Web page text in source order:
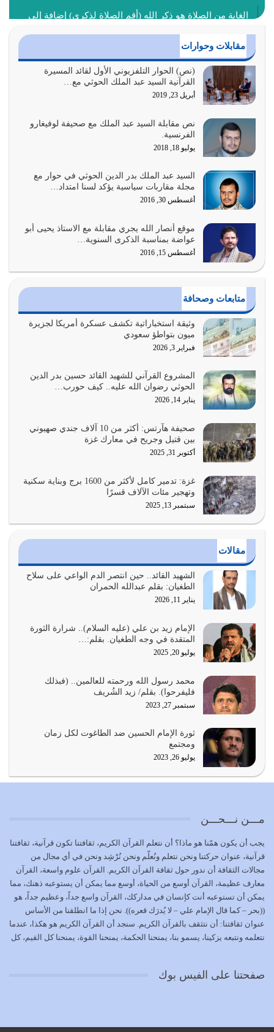
الغاية من الصلاة هو ذكر الله (أقم الصلاة لذكري) إضافة إلى
أغسطس 2, 2026
السبب الرئيسي لشقاء الأمة الابتعاد عن كتاب الله والتعدي
لحدود الله بالإضافات للدين
أغسطس 1, 2026
أبرز أسباب الشقاء هو الإعراض عن ذكر الله وعن هدى الله
المتمثل في القرآن الكريم
يوليو 31, 2026
أولياء الشيطان كلما كانوا أكثر ولاءً وطاعة للشيطان كلما كانوا
أكثر ضعفاً
يوليو 30, 2026
وعد الله تعالى من يُقتل في سبيله بالحياة الأبدية والرزق
والاستبشار والنجاة والخلود في…
يوليو 29, 2026
القرآن الكريم هو أهم مصدر لمعرفة رسول الله معرفة سيرته
معرفة شخصيته معرفة عظمته
يوليو 28, 2026
هل نحن من الصالحين؟ قيِّم نفسك هنا اترك القرآن على أصله
وأعرض نفسك، وأعرض ما لديك على…
يوليو 27, 2026
عندما يكون عدوك هو عدو الله معناه أن تكون نقاط الضعف
فيه كثيرة وسينصرك الله عليه إذا…
يوليو 26, 2026
أراد الله لهذه الأمة ان تكون خير امة أخرجت للناس بالنهوض
بالأمر بالمعروف والنهي عن…
يوليو 25, 2026
الدين الذي شرعه الله لا يجوز أن يخضع لآرائنا وأهوائنا
أي أمة تتفرق في الدين وتتفرق في كيانها معناه أنها أصبحت
أمة عاجزة عن النهوض…
يوليو 23, 2026
بحبل الله جميعاً وليس كل…
يوليو 22, 2026
يشاء ويذل من يشاء
يوليو 21, 2026
كل زمان…
يوليو 19, 2026
الوظيفة عبارة عن مسؤولية يجب النهوض بها كما ينبغي لكي
وَالْمُنْفِقِينَ…
يوليو 17, 2026
الاعتصام بحبل الله أمر إلهي للمؤمنين وهو بمثابة سبب بينهم
وبين الله يترتب عليه النصر…
يوليو 16, 2026
إما أن نحاول أن نكون من أولياء الله فيتم على أيدينا ضرب
يوليو 15, 2026
مقابلات وحوارات
(نص) الحوار التلفزيوني الأول لقائد المسيرة
القرآنية السيد عبد الملك الحوثي مع…
أبريل 23, 2019
نص مقابلة السيد عبد الملك مع صحيفة لوفيغارو
الفرنسية.
يوليو 18, 2018
السيد عبد الملك بدر الدين الحوثي في حوار مع
مجلة مقاربات سياسية يؤكد لسنا امتداد…
أغسطس 30, 2016
موقع أنصار الله يجري مقابلة مع الاستاذ يحيى أبو
عواضة بمناسبة الذكرى السنوية…
أغسطس 15, 2016
متابعات وصحافة
وثيقة استخباراتية تكشف عسكرة أمريكا لجزيرة
ميون بتواطؤ سعودي
فبراير 3, 2026
المشروع القرآني للشهيد القائد حسين بدر الدين
الحوثي رضوان الله عليه.. كيف حورب…
يناير 14, 2026
صحيفة هآرتس: أكثر من 10 آلاف جندي صهيوني
بين قتيل وجريح في معارك غزة
أكتوبر 31, 2025
غزة: تدمير كامل لأكثر من 1600 برج وبناية سكنية
وتهجير مئات الآلاف قسرًا
سبتمبر 13, 2025
مقالات
الشهيد القائد.. حين انتصر الدم الواعي على سلاح
الطغيان: بقلم عبدالله الحمران
يناير 11, 2026
الإمام زيد بن علي (عليه السلام).. شرارة الثورة
المتقدة في وجه الطغيان. بقلم:…
يوليو 20, 2025
محمد رسول الله ورحمته للعالمين.. (فبذلك
فليفرحوا). بقلم/ زيد الشُريف
سبتمبر 27, 2023
ثورة الإمام الحسين ضد الطاغوت لكل زمان
ومجتمع
يوليو 26, 2023
مـــن نـــحـــن
يجب أن يكون همّنا هو ماذا؟ أن نتعلم القرآن الكريم، ثقافتنا تكون قرآنية، ثقافتنا
قرآنية، عنوان حركتنا ونحن نتعلم ونُعلّم ونحن نُرْشِد ونحن في أي مجال من
مجالات الثقافة أن ندور حول ثقافة القرآن الكريم. القرآن علوم واسعة، القرآن
معارف عظيمة، القرآن أوسع من الحياة، أوسع مما يمكن أن يستوعبه ذهنك، مما
يمكن أن تستوعبه أنت كإنسان في مداركك، القرآن واسع جداً، وعظيم جداً، هو
((بحر – كما قال الإمام علي – لا يُدرَك قعره)). نحن إذا ما انطلقنا من الأساس
عنوان ثقافتنا: أن نتثقف بالقرآن الكريم. سنجد أن القرآن الكريم هو هكذا، عندما
نتعلمه ونتبعه يزكينا، يسمو بنا، يمنحنا الحكمة، يمنحنا القوة، يمنحنا كل القيم، كل
بمستوى أن نثقف الآخرين بالقرآن الكريم، وأن نتثقف بثقافة القرآن الكريم
صفحتنا على الفيس بوك